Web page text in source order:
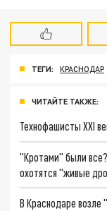
ТЕГИ: КРАСНОДАР
ЧИТАЙТЕ ТАКЖЕ:
Технофашисты XXI
"Кротами" были
охотятся "живые
В Краснодаре возле